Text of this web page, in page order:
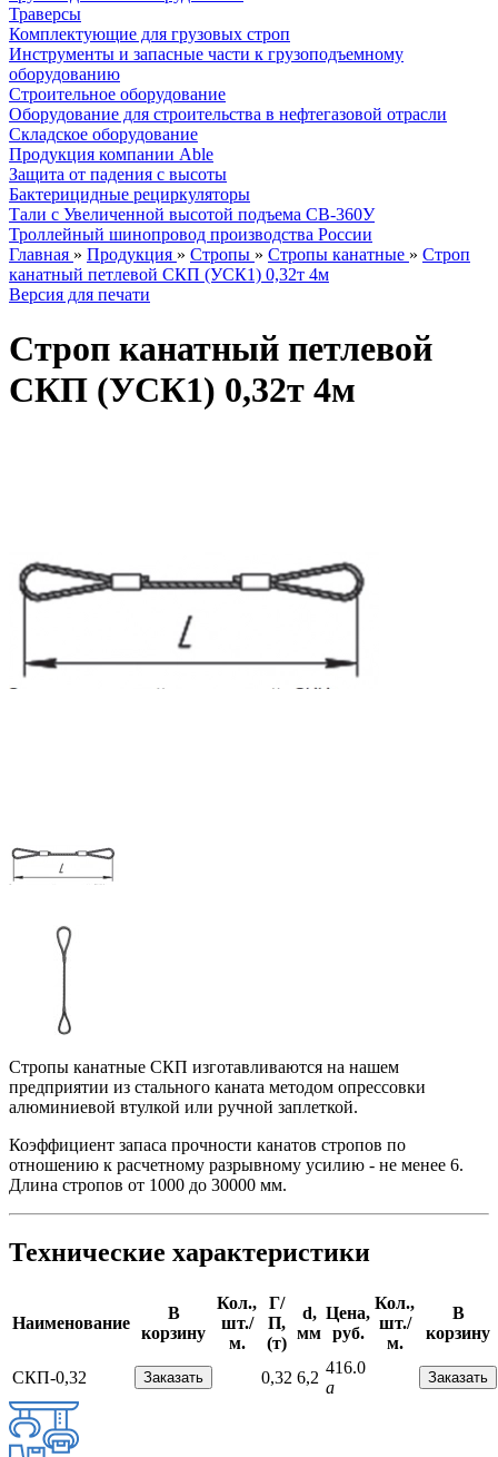
Траверсы
Комплектующие для грузовых строп
Инструменты и запасные части к грузоподъемному
оборудованию
Строительное оборудование
Оборудование для строительства в нефтегазовой отрасли
Складское оборудование
Продукция компании Able
Защита от падения с высоты
Бактерицидные рециркуляторы
Тали с Увеличенной высотой подъема СВ-360У
Троллейный шинопровод производства России
Главная » Продукция » Стропы » Стропы канатные » Строп
канатный петлевой СКП (УСК1) 0,32т 4м
Версия для печати
Строп канатный петлевой
СКП (УСК1) 0,32т 4м
Стропы канатные СКП изготавливаются на нашем
предприятии из стального каната методом опрессовки
алюминиевой втулкой или ручной заплеткой.
Коэффициент запаса прочности канатов стропов по
отношению к расчетному разрывному усилию - не менее 6.
Длина стропов от 1000 до 30000 мм.
Технические характеристики
Наименование
В
корзину
Кол.,
шт./
м.
Г/
П,
(т)
d,
мм
Цена,
руб.
Кол.,
шт./
м.
В
корзину
СКП-0,32 0,32 6,2
416.0
a